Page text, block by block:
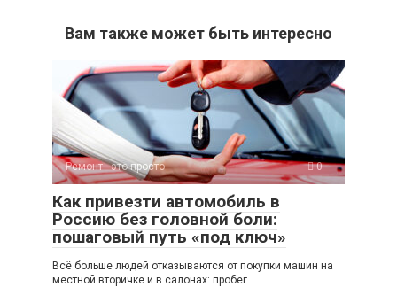
Вам также может быть интересно
Ремонт - это просто 0
Как привезти автомобиль в
Россию без головной боли:
пошаговый путь «под ключ»
Всё больше людей отказываются от покупки машин на
местной вторичке и в салонах: пробег